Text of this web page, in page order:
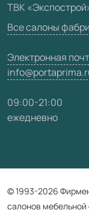
Карта сайта
ТВК
Все салоны
Электронная
09:00-21:00
ежедневно
© 1993-2026
салонов